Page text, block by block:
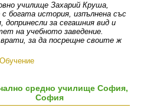
училище Захарий Круша,
богата история, изпълнена със
допринесли за сегашния вид и
на учебното заведение.
за да посрещне своите ж
Обучение
средно училище София,
София